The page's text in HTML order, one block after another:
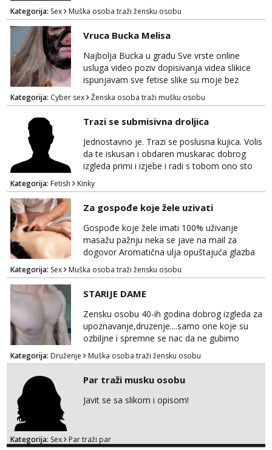
on zeli raditi. Cura si van okvira,kinky i
poslusna. Idealno 25 godina max okvirno 40.
Nikakve umisljene femy ko fol ljepotice me ne
interesiraju. Stop pederima i slicnima. Stop
bonovima i slicne gluposti. Javi se sa slikom i
ukratko o sebi na: naal_naal@yahoo...
Kategorija: Sex Muška osoba traži žensku osobu
Vruca Bucka Melisa
Najbolja Bucka u gradu Sve vrste online
usluga video poziv dopisivanja videa slikice
ispunjavam sve fetise slike su moje bez
neugodnih iznenađenja javiti se na wap:
+385998702942
Kategorija: Cyber sex Ženska osoba traži mušku osobu
Trazi se submisivna droljica
Jednostavno je. Trazi se poslusna kujica. Volis
da te iskusan i obdaren muskarac dobrog
izgleda primi i izjebe i radi s tobom ono sto
on zeli raditi. Cura si van okvira,kinky i
poslusna. Idealno 25 godina max okvirno 40.
Nikakve umisljene femy ko fol ljepotice me ne
interesiraju. Stop pederima i slicnima. Stop
bonovima i slicne gluposti. Javi se sa slikom i
ukratko o sebi na: naal_naal@yaho...
Kategorija: Fetish Kinky
Za gospođe koje žele uzivati
Gospođe koje žele imati 100% uživanje
masažu pažnju neka se jave na mail za
dogovor Aromatična ulja opuštajuća glazba
Budi moja Kraljica i ispuni si želje za dobro
opuštanje Vaš prostor
Kategorija: Sex Muška osoba traži žensku osobu
STARIJE DAME
Zensku osobu 40-ih godina dobrog izgleda za
upoznavanje,druzenje....samo one koje su
ozbiljne i spremne se nac da ne gubimo
vrijeme!
Kategorija: Druženje Muška osoba traži žensku osobu
Par traži musku osobu
Javit se sa slikom i opisom!
Kategorija: Sex Par traži par